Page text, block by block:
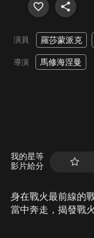
演員 羅莎蒙派克
導演 馬修海涅曼
我的星等
影片給分
身在戰火最前線的
當中奔走，揭發戰